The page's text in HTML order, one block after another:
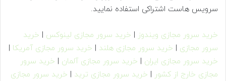
سرویس هاست اشتراکی استفاده نمایید.
خرید سرور مجازی ویندوز | خرید سرور مجازی لینوکس | خرید
سرور مجازی | خرید سرور مجازی هلند | خرید سرور مجازی آمریکا |
خرید سرور مجازی ایران | خرید سرور مجازی آلمان | خرید سرور
مجازی خارج از کشور | خرید سرور مجازی ترید | خرید سرور مجازی